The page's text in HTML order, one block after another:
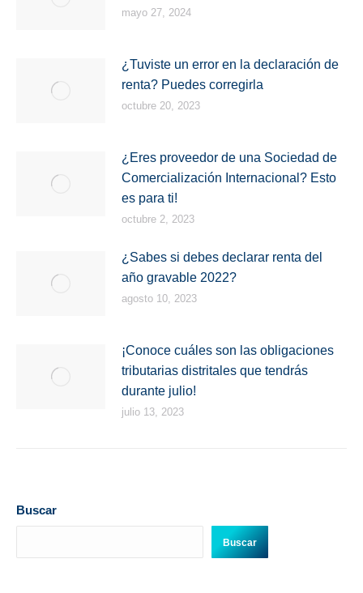
mayo 27, 2024
¿Tuviste un error en la declaración de
renta? Puedes corregirla
octubre 20, 2023
¿Eres proveedor de una Sociedad de
Comercialización Internacional? Esto
es para ti!
octubre 2, 2023
¿Sabes si debes declarar renta del
año gravable 2022?
agosto 10, 2023
¡Conoce cuáles son las obligaciones
tributarias distritales que tendrás
durante julio!
julio 13, 2023
Buscar
Buscar